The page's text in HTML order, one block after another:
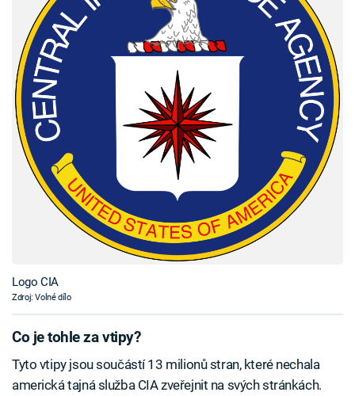
Logo CIA
Zdroj: Volné dílo
Co je tohle za vtipy?
Tyto vtipy jsou součástí 13 milionů stran, které nechala
americká tajná služba CIA zveřejnit na svých stránkách.